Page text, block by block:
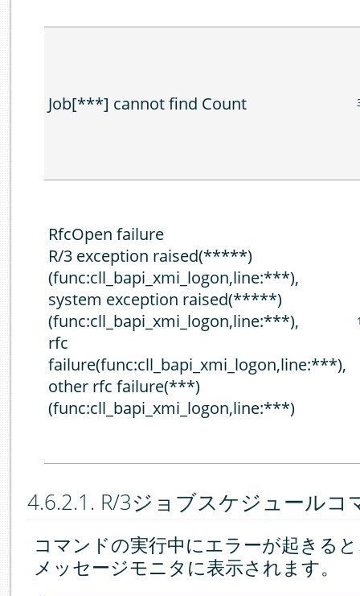
Job[***] cannot find Count
RfcOpen failure
R/3 exception raised(*****)
(func:cll_bapi_xmi_logon,line:***),
system exception raised(*****)
(func:cll_bapi_xmi_logon,line:***),
rfc
failure(func:cll_bapi_xmi_logon,line:***),
other rfc failure(***)
(func:cll_bapi_xmi_logon,line:***)
4.6.2.1. R/3ジョブスケジュールコ
コマンドの実行中にエラーが起きる
メッセージモニタに表示されます。